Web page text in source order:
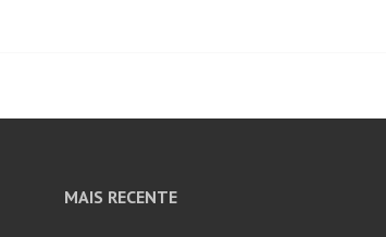
MAIS RECENTE